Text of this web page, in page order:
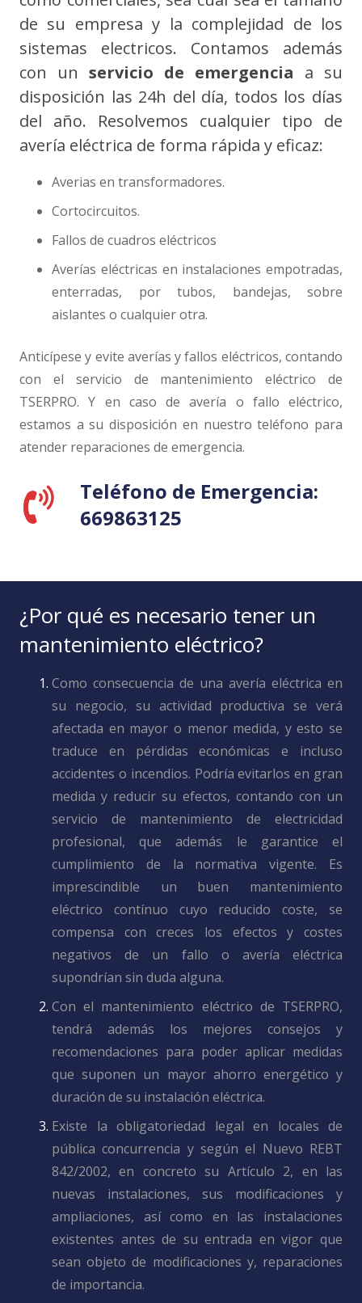
de su empresa y la complejidad de los
sistemas electricos. Contamos además
con un servicio de emergencia a su
disposición las 24h del día, todos los días
del año. Resolvemos cualquier tipo de
avería eléctrica de forma rápida y eficaz:
Averias en transformadores.
Cortocircuitos.
Fallos de cuadros eléctricos
Averías eléctricas en instalaciones empotradas,
enterradas, por tubos, bandejas, sobre
aislantes o cualquier otra.
Anticípese y evite averías y fallos eléctricos, contando
con el servicio de mantenimiento eléctrico de
TSERPRO. Y en caso de avería o fallo eléctrico,
estamos a su disposición en nuestro teléfono para
atender reparaciones de emergencia.
Teléfono de Emergencia:
669863125
¿Por qué es necesario tener un
mantenimiento eléctrico?
Como consecuencia de una avería eléctrica en
su negocio, su actividad productiva se verá
afectada en mayor o menor medida, y esto se
traduce en pérdidas económicas e incluso
accidentes o incendios. Podría evitarlos en gran
medida y reducir su efectos, contando con un
servicio de mantenimiento de electricidad
profesional, que además le garantice el
cumplimiento de la normativa vigente. Es
imprescindible un buen mantenimiento
eléctrico contínuo cuyo reducido coste, se
compensa con creces los efectos y costes
negativos de un fallo o avería eléctrica
supondrían sin duda alguna.
Con el mantenimiento eléctrico de TSERPRO,
tendrá además los mejores consejos y
recomendaciones para poder aplicar medidas
que suponen un mayor ahorro energético y
duración de su instalación eléctrica.
Existe la obligatoriedad legal en locales de
pública concurrencia y según el Nuevo REBT
842/2002, en concreto su Artículo 2, en las
nuevas instalaciones, sus modificaciones y
ampliaciones, así como en las instalaciones
existentes antes de su entrada en vigor que
sean objeto de modificaciones y, reparaciones
de importancia.